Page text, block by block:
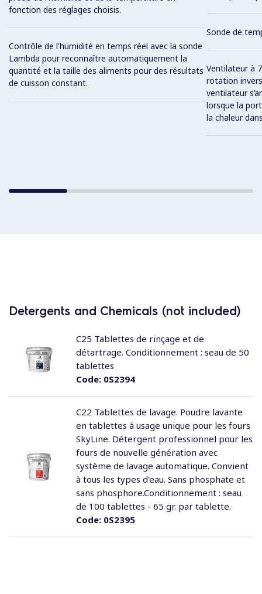
fonction des réglages choisis.
Contrôle de l'humidité en temps réel avec la sonde
Lambda pour reconnaître automatiquement la
quantité et la taille des aliments pour des résultats
de cuisson constant.
Sonde de
Ventilateur à
rotation
ventilateur
lorsque la
la chaleur
Detergents and Chemicals (not included)
Code:0S2394
C25 Tablettes de rinçage et de
détartrage. Conditionnement : seau de 50
tablettes
Code:0S2395
C22 Tablettes de lavage. Poudre lavante
en tablettes à usage unique pour les fours
SkyLine. Détergent professionnel pour les
fours de nouvelle génération avec
système de lavage automatique. Convient
à tous les types d'eau. Sans phosphate et
sans phosphore.Conditionnement : seau
de 100 tablettes - 65 gr. par tablette.